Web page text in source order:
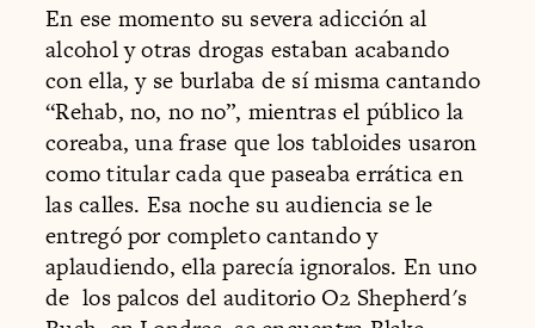
En ese momento su severa adicción al
alcohol y otras drogas estaban acabando
con ella, y se burlaba de sí misma cantando
“Rehab, no, no no”, mientras el público la
coreaba, una frase que los tabloides usaron
como titular cada que paseaba errática en
las calles. Esa noche su audiencia se le
entregó por completo cantando y
aplaudiendo, ella parecía ignoralos. En uno
de los palcos del auditorio O2 Shepherd's